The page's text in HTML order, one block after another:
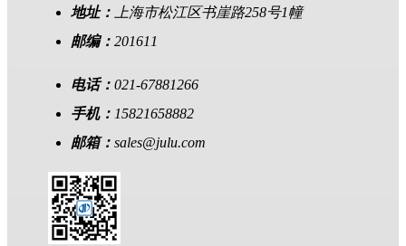
地址：
上海市松江区书崖路258号1幢
邮编： 201611
电话： 021-67881266
手机： 15821658882
邮箱： sales@julu.com